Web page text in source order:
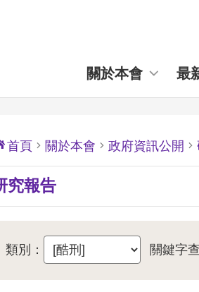
關於本會 最
首頁 關於本會 政府資訊公開
究報告
類別： 關鍵字